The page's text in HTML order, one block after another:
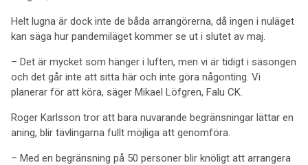
Helt lugna är dock inte de båda arrangörerna, då ingen i nuläget
kan säga hur pandemiläget kommer se ut i slutet av maj.
– Det är mycket som hänger i luften, men vi är tidigt i säsongen
och det går inte att sitta här och inte göra någonting. Vi
planerar för att köra, säger Mikael Löfgren, Falu CK.
Roger Karlsson tror att bara nuvarande begränsningar lättar en
aning, blir tävlingarna fullt möjliga att genomföra.
– Med en begränsning på 50 personer blir knöligt att arrangera